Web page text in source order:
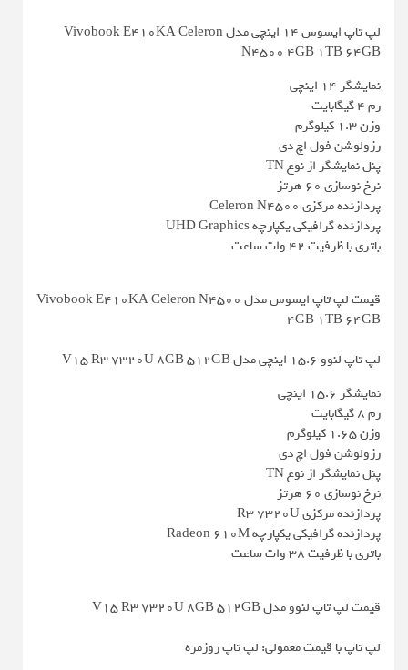
لپ تاپ ایسوس 14 اینچی مدل Vivobook E410KA Celeron
N4500 4GB 1TB 64GB
نمایشگر ۱۴ اینچی
رم ۴ گیگابایت
وزن ۱.۳ کیلوگرم
رزولوشن فول اچ دی
پنل نمایشگر از نوع TN
نرخ نوسازی ۶۰ هرتز
پردازنده مرکزی Celeron N4500
پردازنده گرافیکی یکپارچه UHD Graphics
باتری با ظرفیت ۴۲ وات ساعت
قیمت لپ تاپ ایسوس مدل Vivobook E410KA Celeron N4500
4GB 1TB 64GB
لپ تاپ لنوو 15.6 اینچی مدل V15 R3 7320U 8GB 512GB
نمایشگر ۱۵.۶ اینچی
رم ۸ گیگابایت
وزن ۱.۶۵ کیلوگرم
رزولوشن فول اچ دی
پنل نمایشگر از نوع TN
نرخ نوسازی ۶۰ هرتز
پردازنده مرکزی R3 7320U
پردازنده گرافیکی یکپارچه Radeon 610M
باتری با ظرفیت ۳۸ وات ساعت
قیمت لپ تاپ لنوو مدل V15 R3 7320U 8GB 512GB
لپ تاپ با قیمت معمولی: لپ تاپ روزمره